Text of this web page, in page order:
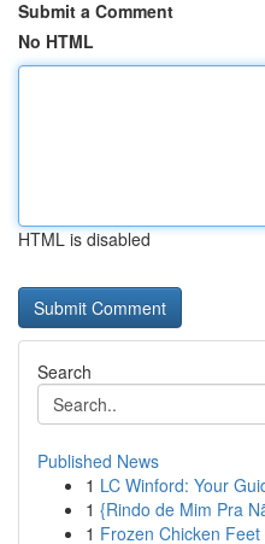
Submit a Comment
No HTML
HTML is disabled
Search
Published News
1 LC Winford: Your
1 {Rindo de Mim Pra
1 Frozen Chicken Feet